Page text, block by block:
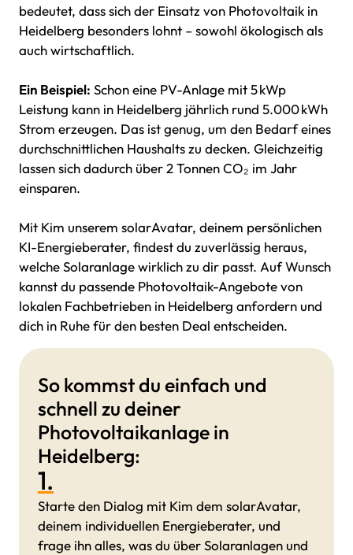
bedeutet, dass sich der Einsatz von Photovoltaik in
Heidelberg besonders lohnt – sowohl ökologisch als
auch wirtschaftlich.
Ein Beispiel: Schon eine PV-Anlage mit 5 kWp
Leistung kann in Heidelberg jährlich rund 5.000 kWh
Strom erzeugen. Das ist genug, um den Bedarf eines
durchschnittlichen Haushalts zu decken. Gleichzeitig
lassen sich dadurch über 2 Tonnen CO₂ im Jahr
einsparen.
Mit Kim unserem solarAvatar, deinem persönlichen
KI-Energieberater, findest du zuverlässig heraus,
welche Solaranlage wirklich zu dir passt. Auf Wunsch
kannst du passende Photovoltaik-Angebote von
lokalen Fachbetrieben in Heidelberg anfordern und
dich in Ruhe für den besten Deal entscheiden.
So kommst du einfach und
schnell zu deiner
Photovoltaikanlage in
Heidelberg:
1.
Starte den Dialog mit Kim dem solarAvatar,
deinem individuellen Energieberater, und
frage ihn alles, was du über Solaranlagen und